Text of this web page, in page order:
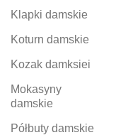
Klapki damskie
Koturn damskie
Kozak damksiei
Mokasyny
damskie
Półbuty damskie